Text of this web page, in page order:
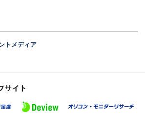
トメディア